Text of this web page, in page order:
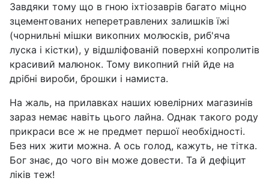
Завдяки тому що в гною іхтіозаврів багато міцно
зцементованих неперетравлених залишків їжі
(чорнильні мішки викопних молюсків, риб'яча
луска і кістки), у відшліфованій поверхні копролитів
красивий малюнок. Тому викопний гній йде на
дрібні вироби, брошки і намиста.
На жаль, на прилавках наших ювелірних магазинів
зараз немає навіть цього лайна. Однак такого роду
прикраси все ж не предмет першої необхідності.
Без них жити можна. А ось голод, кажуть, не тітка.
Бог знає, до чого він може довести. Та й дефіцит
ліків теж!